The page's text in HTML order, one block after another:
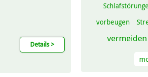
Details >
vorbeugen
vermeiden